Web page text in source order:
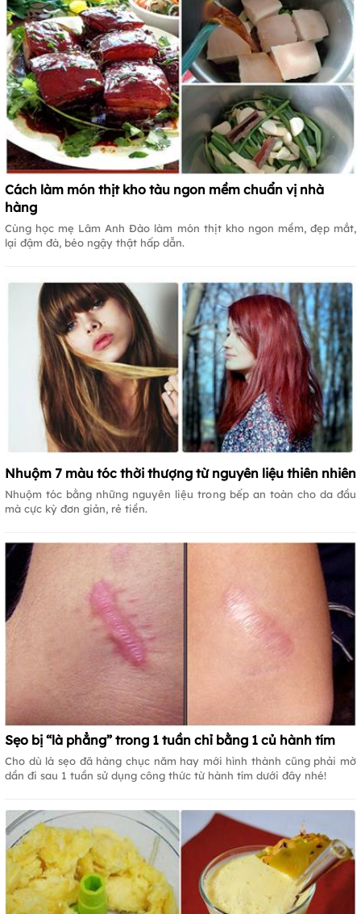
Cách làm món thịt kho tàu ngon mềm chuẩn vị nhà
hàng
Cùng học mẹ Lâm Anh Đào làm món thịt kho ngon mềm, đẹp mắt,
lại đậm đà, béo ngậy thật hấp dẫn.
Nhuộm 7 màu tóc thời thượng từ nguyên liệu thiên nhiên
Nhuộm tóc bằng những nguyên liệu trong bếp an toàn cho da đầu
mà cực kỳ đơn giản, rẻ tiền.
Sẹo bị “là phẳng” trong 1 tuần chỉ bằng 1 củ hành tím
Cho dù là sẹo đã hàng chục năm hay mới hình thành cũng phải mờ
dần đi sau 1 tuần sử dụng công thức từ hành tím dưới đây nhé!